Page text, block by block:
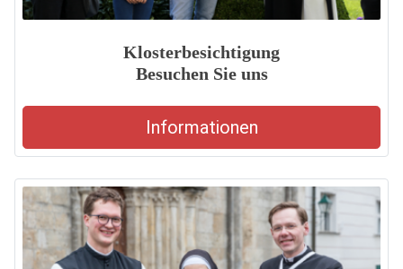
Klosterbesichtigung
Besuchen Sie uns
Informationen